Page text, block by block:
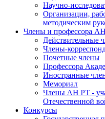
Научно-
Организации,
методическим
Члены и профессора
Действительные
Члены-
Почетные члены
Профессора
Иностранные
Мемориал
Члены АН РТ -
Отечественной
Конкурсы